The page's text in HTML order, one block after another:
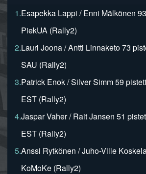
1.Esapekka Lappi / Enni Mälkönen
PiekUA (Rally2)
2.Lauri Joona / Antti Linnaketo 73
SAU (Rally2)
3.Patrick Enok / Silver Simm 59
EST (Rally2)
4.Jaspar Vaher / Rait Jansen 51
EST (Rally2)
5.Anssi Rytkönen / Juho-Ville
KoMoKe (Rally2)